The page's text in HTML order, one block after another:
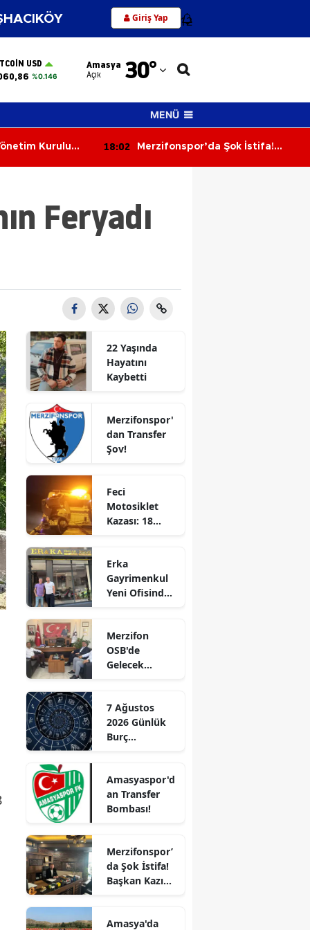
Giriş Yap 12
USD
%0.146
Amasya
Açık 30°
Adana
Adıyaman
Ağrı
Amasya
Antalya
Artvin
Balıkesir
Bilecik
Bingöl
Bitlis
Burdur
Çanakkale
Çankırı
Denizli
Edirne
Elazığ
Erzurum
Gaziantep
Giresun
Hakkari
Isparta
MENÜ
Kurulu
18:02
Merzifonspor’da Şok İstifa!
Feryadı
22 Yaşında
Hayatını
Kaybetti
Merzifonspor'
dan Transfer
Şov!
Feci
Motosiklet
Kazası: 18
Kaybetti
Erka
Gayrimenkul
Yeni Ofisinde
“Gayrimenkul
Almak İçin
Doğru Zaman”
Merzifon
OSB'de
Gelecek
7 Ağustos
2026 Günlük
Burç
Sürprizler,
Parada Yeni
Fırsatlar
Amasyaspor'd
an Transfer
Bombası!
Merzifonspor’
da Şok İstifa!
Başkan Kazım
Amasya'da